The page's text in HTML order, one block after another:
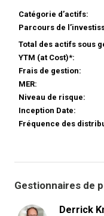
Catégorie d’actifs:
Parcours de
Total des actifs sous
YTM (at Cost)*:
Frais de gestion:
MER:
Niveau de risque:
Inception Date:
Fréquence des
Gestionnaires de
Derrick